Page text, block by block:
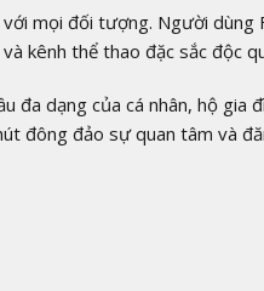
mọi đối tượng. Người
kênh thể thao đặc sắc độc
đa dạng của cá nhân, hộ gia
đông đảo sự quan tâm và